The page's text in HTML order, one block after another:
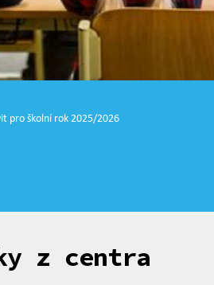
pro školní rok 2025/2026
z centra